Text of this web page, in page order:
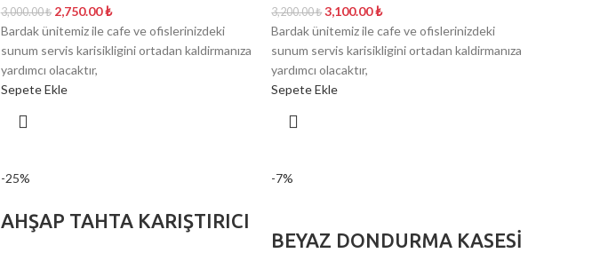
3,000.00₺ 2,750.00₺
Bardak ünitemiz ile cafe ve ofislerinizdeki
sunum servis karisikligini ortadan kaldirmanıza
yardımcı olacaktır,
Sepete Ekle
3,200.00₺ 3,100.00₺
Bardak ünitemiz ile cafe ve ofislerinizdeki
sunum servis karisikligini ortadan kaldirmanıza
yardımcı olacaktır,
Sepete Ekle
-25%
AHŞAP TAHTA KARIŞTIRICI
-7%
BEYAZ DONDURMA KASESİ